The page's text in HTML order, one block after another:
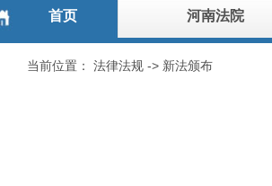
首页 河南法院
当前位置：法律法规 -> 新法颁布